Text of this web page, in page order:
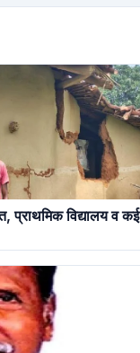
प्राथमिक विद्यालय व कई